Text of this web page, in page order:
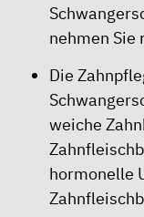
nehmen
Die
weiche
hormonelle